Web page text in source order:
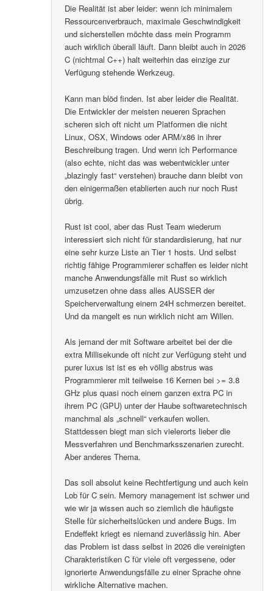
Die Realität ist aber leider: wenn ich minimalem
Ressourcenverbrauch, maximale Geschwindigkeit
und sicherstellen möchte dass mein Programm
auch wirklich überall läuft. Dann bleibt auch in 2026
C (nichtmal C++) halt weiterhin das einzige zur
Verfügung stehende Werkzeug.
Kann man blöd finden. Ist aber leider die Realität.
Die Entwickler der meisten neueren Sprachen
scheren sich oft nicht um Platformen die nicht
Linux, OSX, Windows oder ARM/x86 in ihrer
Beschreibung tragen. Und wenn ich Performance
(also echte, nicht das was webentwickler unter
„blazingly fast“ verstehen) brauche dann bleibt von
den einigermaßen etablierten auch nur noch Rust
übrig.
Rust ist cool, aber das Rust Team wiederum
interessiert sich nicht für standardisierung, hat nur
eine sehr kurze Liste an Tier 1 hosts. Und selbst
richtig fähige Programmierer schaffen es leider nicht
manche Anwendungsfälle mit Rust so wirklich
umzusetzen ohne dass alles AUSSER der
Speicherverwaltung einem 24H schmerzen bereitet.
Und da mangelt es nun wirklich nicht am Willen.
Als jemand der mit Software arbeitet bei der die
extra Millisekunde oft nicht zur Verfügung steht und
purer luxus ist ist es eh völlig abstrus was
Programmierer mit teilweise 16 Kernen bei >= 3.8
GHz plus quasi noch einem ganzen extra PC in
ihrem PC (GPU) unter der Haube softwaretechnisch
manchmal als „schnell“ verkaufen wollen.
Stattdessen biegt man sich vielerorts lieber die
Messverfahren und Benchmarksszenarien zurecht.
Aber anderes Thema.
Das soll absolut keine Rechtfertigung und auch kein
Lob für C sein. Memory management ist schwer und
wie wir ja wissen auch so ziemlich die häufigste
Stelle für sicherheitslücken und andere Bugs. Im
Endeffekt kriegt es niemand zuverlässig hin. Aber
das Problem ist dass selbst in 2026 die vereinigten
Charakteristiken C für viele oft vergessene, oder
ignorierte Anwendungsfälle zu einer Sprache ohne
wirkliche Alternative machen.